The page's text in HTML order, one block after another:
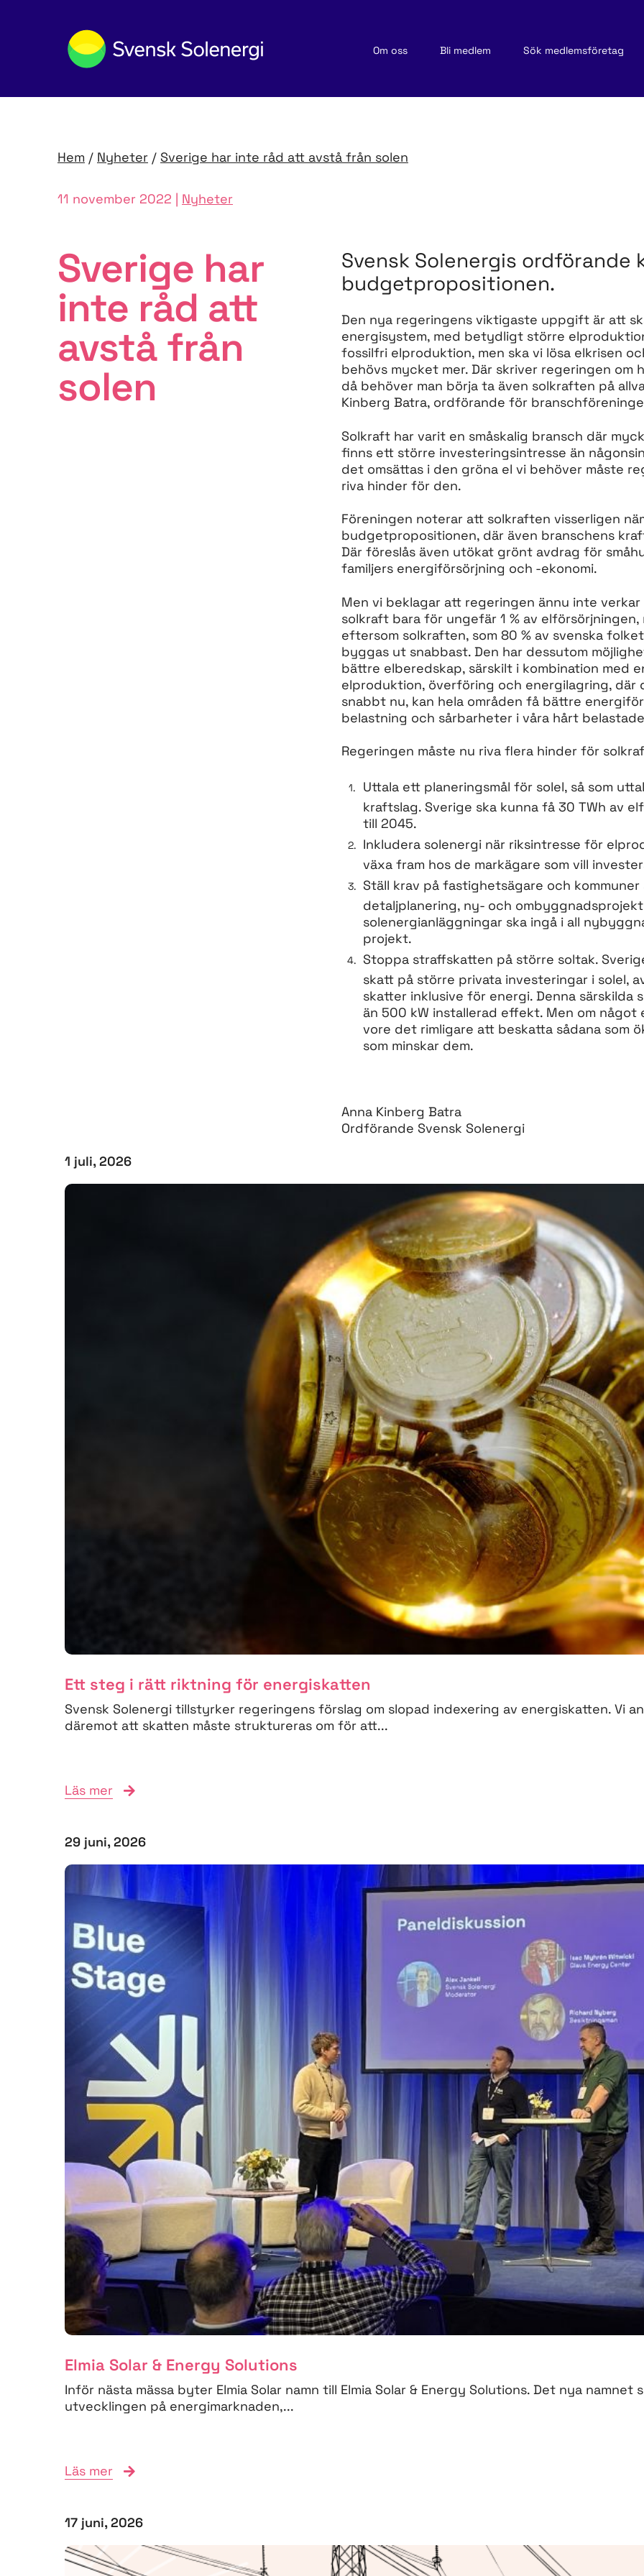
Om oss Bli medlem Sök medlemsföretag
Hem / Nyheter / Sverige har inte råd att avstå från solen
11 november 2022 | Nyheter
Sverige har
inte råd att
avstå från
solen
Svensk Solenergis ordförande
budgetpropositionen.
Den nya regeringens viktigaste uppgift är att
energisystem, med betydligt större
fossilfri elproduktion, men ska vi lösa elkrisen
behövs mycket mer. Där skriver regeringen om
då behöver man börja ta även solkraften på
Kinberg Batra, ordförande för
Solkraft har varit en småskalig bransch där
finns ett större investeringsintresse än
det omsättas i den gröna el vi behöver måste
riva hinder för den.
Föreningen noterar att solkraften visserligen
budgetpropositionen, där även branschens
Där föreslås även utökat grönt avdrag för
familjers energiförsörjning och -ekonomi.
Men vi beklagar att regeringen ännu inte
solkraft bara för ungefär 1 % av
eftersom solkraften, som 80 % av svenska
byggas ut snabbast. Den har dessutom
bättre elberedskap, särskilt i kombination med
elproduktion, överföring och energilagring, där
snabbt nu, kan hela områden få bättre
belastning och sårbarheter i våra hårt
Regeringen måste nu riva flera hinder för
Uttala ett planeringsmål för solel, så som
kraftslag. Sverige ska kunna få 30 TWh av
till 2045.
Inkludera solenergi när riksintresse för
växa fram hos de markägare som vill
Ställ krav på fastighetsägare och
detaljplanering, ny- och
solenergianläggningar ska ingå i all
projekt.
Stoppa straffskatten på större soltak.
skatt på större privata investeringar i solel,
skatter inklusive för energi. Denna
än 500 kW installerad effekt. Men om
vore det rimligare att beskatta sådana som
som minskar dem.
Anna Kinberg Batra
Ordförande Svensk Solenergi
1 juli, 2026
Ett steg i rätt riktning för energiskatten
Svensk Solenergi tillstyrker regeringens förslag om slopad indexering av energiskatten. Vi
däremot att skatten måste struktureras om för att...
Läs mer
29 juni, 2026
Elmia Solar & Energy Solutions
Inför nästa mässa byter Elmia Solar namn till Elmia Solar & Energy Solutions. Det nya namnet
utvecklingen på energimarknaden,...
Läs mer
17 juni, 2026